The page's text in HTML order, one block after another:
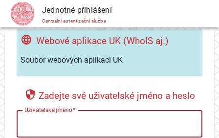
CAS Jednotné přihlášení
Centrální autentizační služba
Webové aplikace UK (WhoIS aj.)
Soubor webových aplikací UK
Zadejte své uživatelské jméno a heslo
Uživatelské jméno